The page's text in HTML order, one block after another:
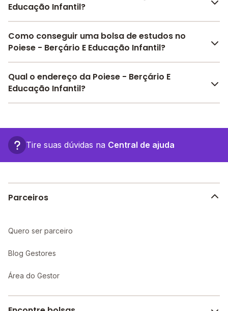
avaliado por pais, alunos e funcionários da escola,
A escola recebeu avaliação de4.5emparticipação
da comunidade,4.5 emestrutura física
desenvolvimento socioemocionale4.5em
motivação dos estudantes.
Confira aquias avaliações feitas por alunos, pais e
Educação Infantil?
O Poiese - Berçário E Educação Infantil oferece toda
a estrutura necessária para o conforto e
leitura, Refeitório, Sala de professores, Pátio
Descoberto, Lixo reciclável, entre outras estruturas.
Como conseguir uma bolsa de estudos no
Poiese - Berçário E Educação Infantil?
Pesquise bolsas disponíveis no Melhor Escola e
encontre o melhor desconto para você.
Qual o endereço da Poiese - Berçário E
Educação Infantil?
Barão do Rio Branco, 929 - São José dos Campos -
SP. Tire suas dúvidas na Central de ajuda
Parceiros
Quero ser parceiro
Blog Gestores
Área do Gestor